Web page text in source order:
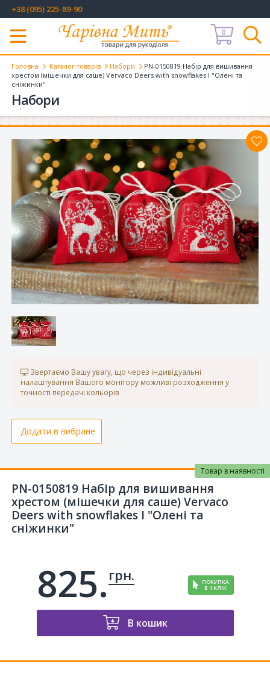
+38 (095) 225-89-90
Меню
0
Головна Каталог товарів Набори
PN-0150819 Набір для вишивання
хрестом (мішечки для саше) Vervaco Deers with snowflakes I "Олені та
сніжинки"
Набори
Звертаємо Вашу увагу, що через індивідуальні
налаштування Вашого монітору можливі розходження у
точності передачі кольорів
Додати в вибране
PN-0150819 Набір для вишивання
хрестом (мішечки для саше) Vervaco
Deers with snowflakes I "Олені та
сніжинки"
Товар в наявності
825. грн. ПОКУПКА
В 1 КЛІК
В кошик